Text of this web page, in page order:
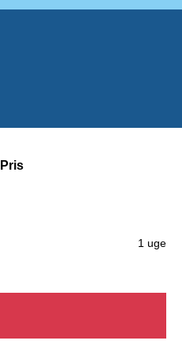
Pris
1 uge